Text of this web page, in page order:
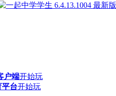
户端开始玩
平台开始玩